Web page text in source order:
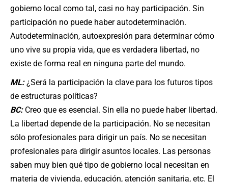
gobierno local como tal, casi no hay participación. Sin
participación no puede haber autodeterminación.
Autodeterminación, autoexpresión para determinar cómo
uno vive su propia vida, que es verdadera libertad, no
existe de forma real en ninguna parte del mundo.
ML:¿Será la participación la clave para los futuros tipos
de estructuras políticas?
BC:Creo que es esencial. Sin ella no puede haber libertad.
La libertad depende de la participación. No se necesitan
sólo profesionales para dirigir un país. No se necesitan
profesionales para dirigir asuntos locales. Las personas
saben muy bien qué tipo de gobierno local necesitan en
materia de vivienda, educación, atención sanitaria, etc. El